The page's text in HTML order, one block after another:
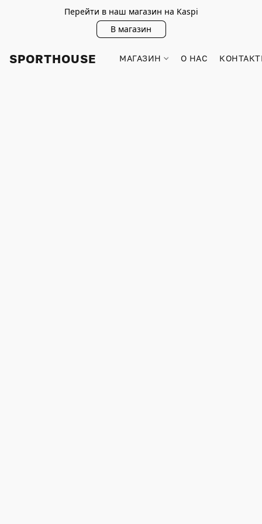
Перейти в наш магазин на Kaspi
В магазин
SPORTHOUSE МАГАЗИН О НАС